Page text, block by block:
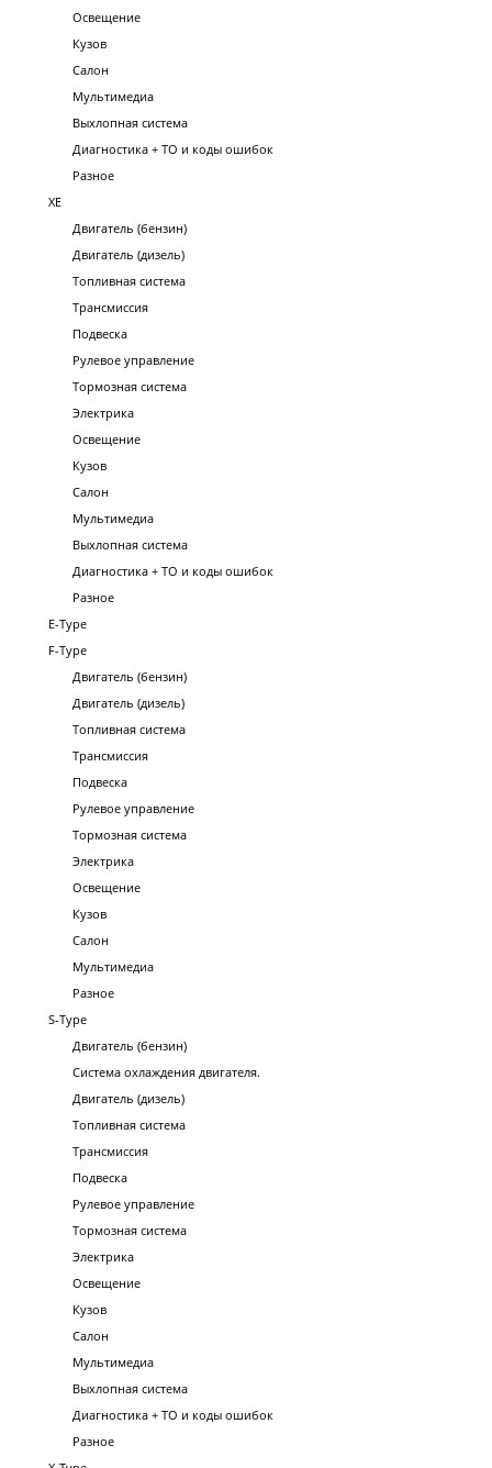
Освещение
Кузов
Салон
Мультимедиа
Выхлопная система
Диагностика + ТО и коды ошибок
Разное
XE
Двигатель (бензин)
Двигатель (дизель)
Топливная система
Трансмиссия
Подвеска
Рулевое управление
Тормозная система
Электрика
Освещение
Кузов
Салон
Мультимедиа
Выхлопная система
Диагностика + ТО и коды ошибок
Разное
E-Type
F-Type
Двигатель (бензин)
Двигатель (дизель)
Топливная система
Трансмиссия
Подвеска
Рулевое управление
Тормозная система
Электрика
Освещение
Кузов
Салон
Мультимедиа
Разное
S-Type
Двигатель (бензин)
Система охлаждения двигателя.
Двигатель (дизель)
Топливная система
Трансмиссия
Подвеска
Рулевое управление
Тормозная система
Электрика
Освещение
Кузов
Салон
Мультимедиа
Выхлопная система
Диагностика + ТО и коды ошибок
Разное